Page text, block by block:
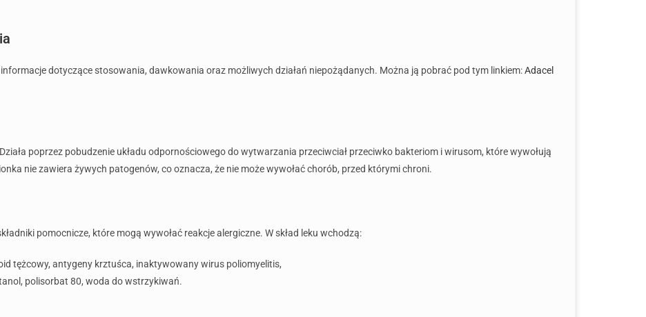
dotyczące stosowania, dawkowania oraz możliwych działań niepożądanych. Można ją pobrać pod tym linkiem:Adacel
poprzez pobudzenie układu odpornościowego do wytwarzania przeciwciał przeciwko bakteriom i wirusom, które wywołują
nie zawiera żywych patogenów, co oznacza, że nie może wywołać chorób, przed którymi chroni.
pomocnicze, które mogą wywołać reakcje alergiczne. W skład leku wchodzą:
tężcowy, antygeny krztuśca, inaktywowany wirus poliomyelitis,
polisorbat 80, woda do wstrzykiwań.